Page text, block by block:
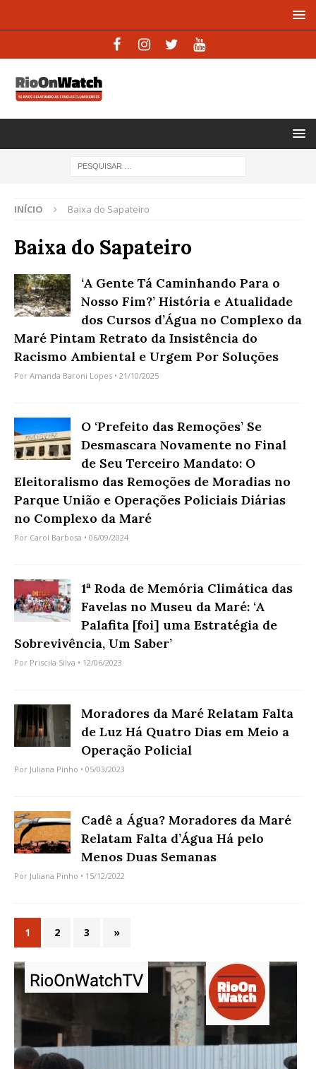
INÍCIO Baixa do Sapateiro
Baixa do Sapateiro
‘A Gente Tá Caminhando Para o
Nosso Fim?’ História e Atualidade
dos Cursos d’Água no Complexo da
Maré Pintam Retrato da Insistência do
Racismo Ambiental e Urgem Por Soluções
Por Amanda Baroni Lopes • 21/10/2025
O ‘Prefeito das Remoções’ Se
Desmascara Novamente no Final
de Seu Terceiro Mandato: O
Eleitoralismo das Remoções de Moradias no
Parque União e Operações Policiais Diárias
no Complexo da Maré
Por Carol Barbosa • 06/09/2024
1ª Roda de Memória Climática das
Favelas no Museu da Maré: ‘A
Palafita [foi] uma Estratégia de
Sobrevivência, Um Saber’
Por Priscila Silva • 12/06/2023
Moradores da Maré Relatam Falta
de Luz Há Quatro Dias em Meio a
Operação Policial
Por Juliana Pinho • 05/03/2023
Cadê a Água? Moradores da Maré
Relatam Falta d’Água Há pelo
Menos Duas Semanas
Por Juliana Pinho • 15/12/2022
1 2 3 »